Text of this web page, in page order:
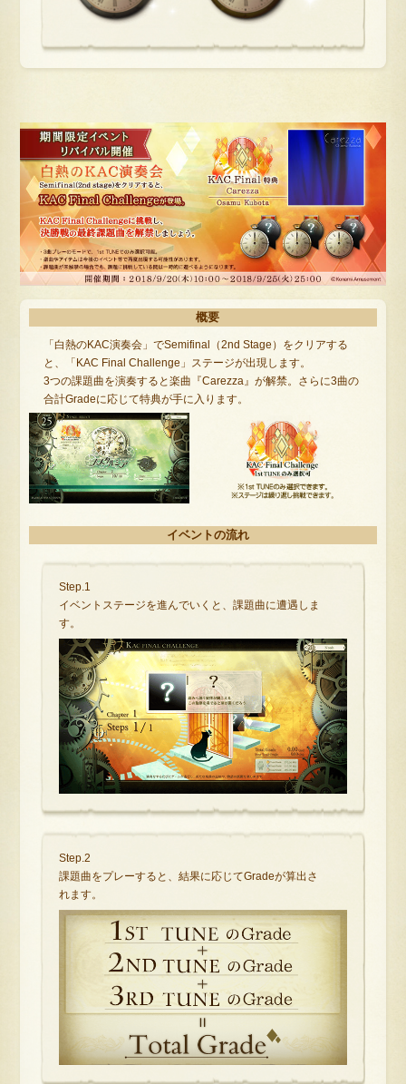
概要
「白熱のKAC演奏会」でSemifinal（2nd Stage）をクリアする
と、「KAC Final Challenge」ステージが出現します。
3つの課題曲を演奏すると楽曲『Carezza』が解禁。さらに3曲の
合計Gradeに応じて特典が手に入ります。
イベントの流れ
Step.1
イベントステージを進んでいくと、課題曲に遭遇しま
す。
Step.2
課題曲をプレーすると、結果に応じてGradeが算出さ
れます。